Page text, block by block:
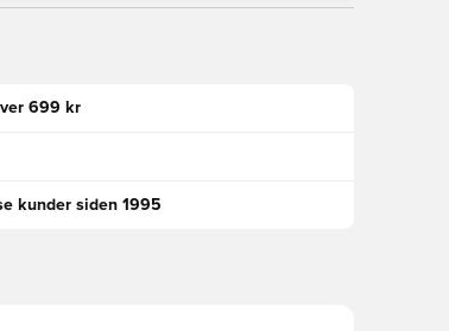
699 kr
kunder siden 1995